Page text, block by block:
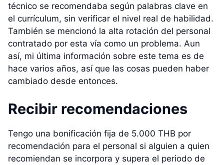
técnico se recomendaba según palabras clave en
el currículum, sin verificar el nivel real de habilidad.
También se mencionó la alta rotación del personal
contratado por esta vía como un problema. Aun
así, mi última información sobre este tema es de
hace varios años, así que las cosas pueden haber
cambiado desde entonces.
Recibir recomendaciones
Tengo una bonificación fija de 5.000 THB por
recomendación para el personal si alguien a quien
recomiendan se incorpora y supera el periodo de